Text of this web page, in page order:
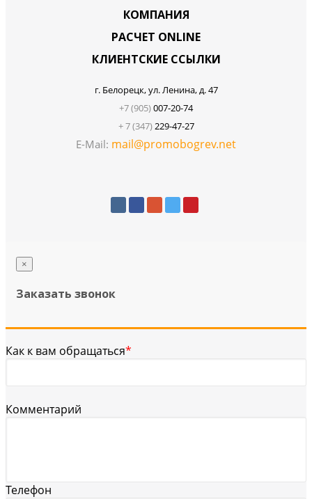
КОМПАНИЯ
РАСЧЕТ ONLINE
КЛИЕНТСКИЕ ССЫЛКИ
г. Белорецк, ул. Ленина, д. 47
+7 (905)007-20-74
+ 7 (347)229-47-27
E-Mail: mail@promobogrev.net
×
Заказать звонок
Как к вам обращаться*
Комментарий
Телефон